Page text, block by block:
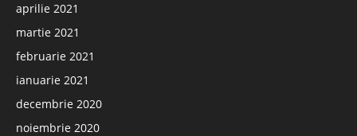
aprilie 2021
martie 2021
februarie 2021
ianuarie 2021
decembrie 2020
noiembrie 2020